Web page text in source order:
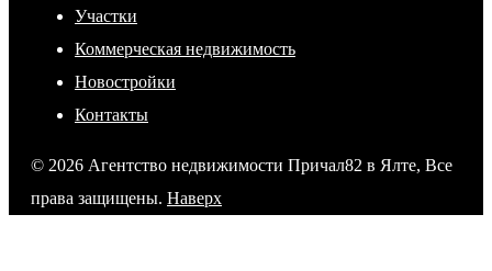
Участки
Коммерческая недвижимость
Новостройки
Контакты
© 2026 Агентство недвижимости Причал82 в Ялте, Все
права защищены. Наверх